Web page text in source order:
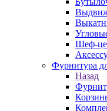
Шеф-
Фурнитура
Назад